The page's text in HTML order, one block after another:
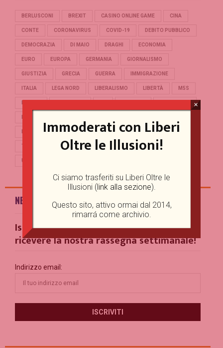
BERLUSCONI BREXIT CASINO ONLINE GAME CINA
CONTE CORONAVIRUS COVID-19 DEBITO PUBBLICO
DEMOCRAZIA DI MAIO DRAGHI ECONOMIA
EURO EUROPA GERMANIA GIORNALISMO
GIUSTIZIA GRECIA GUERRA IMMIGRAZIONE
ITALIA LEGA NORD LIBERALISMO LIBERTÀ M5S
SALVINI SCUOLA STORIA TERRORISMO
TRUMP TURCHIA UCRAINA UE
UNIONE EUROPEA
NEWSLETTER
Iscriviti alla nostra Mailing List per
ricevere la nostra rassegna settimanale!
Indirizzo email:
Immoderati con Liberi
Oltre le Illusioni!
Ci siamo trasferiti su Liberi Oltre le
Illusioni (link alla sezione).
Questo sito, attivo ormai dal 2014,
rimarrá come archivio.
×